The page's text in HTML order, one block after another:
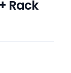
Rack